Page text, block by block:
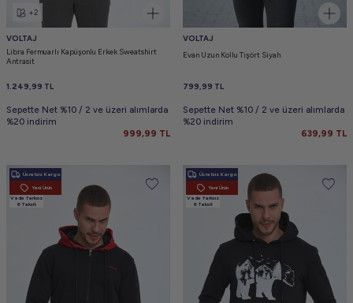
+2
VOLTAJ
Libra Fermuarlı Kapüşonlu Erkek Sweatshirt
Antrasit
1.249,99 TL
Sepette Net %10 / 2 ve üzeri alımlarda
%20 indirim
999,99 TL
VOLTAJ
Evan Uzun Kollu Tişört Siyah
799,99 TL
Sepette Net %10 / 2 ve üzeri alımlarda
%20 indirim
639,99 TL
Ücretsiz Kargo
Yeni Ürün
Vade farksız
6 Taksit
Ücretsiz Kargo
Yeni Ürün
Vade farksız
6 Taksit